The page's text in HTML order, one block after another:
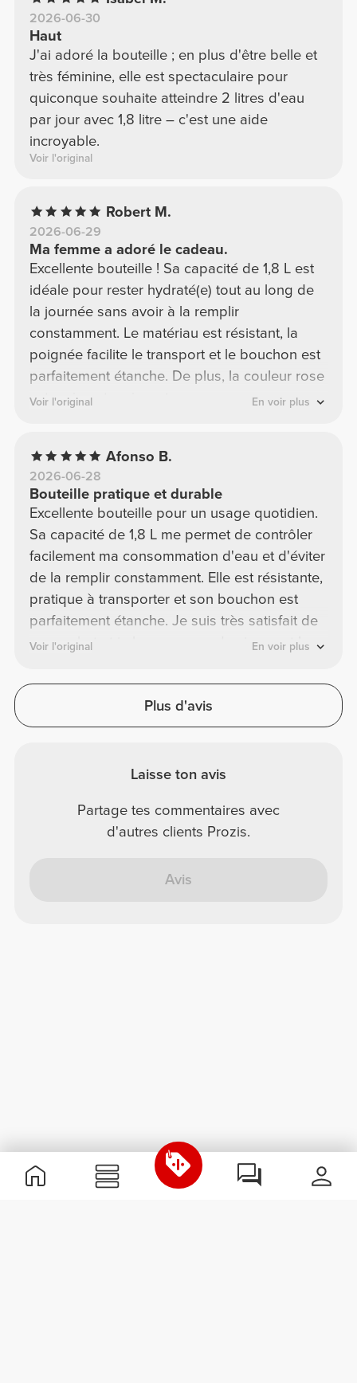
2026-06-30
Haut
J'ai adoré la bouteille ; en plus d'être belle et
très féminine, elle est spectaculaire pour
quiconque souhaite atteindre 2 litres d'eau
par jour avec 1,8 litre – c'est une aide
incroyable.
Voir l'original
Robert M.
2026-06-29
Ma femme a adoré le cadeau.
Excellente bouteille ! Sa capacité de 1,8 L est
idéale pour rester hydraté(e) tout au long de
la journée sans avoir à la remplir
constamment. Le matériau est résistant, la
poignée facilite le transport et le bouchon est
parfaitement étanche. De plus, la couleur rose
est vraiment ravissante.
Voir l'original En voir plus
Afonso B.
2026-06-28
Bouteille pratique et durable
Excellente bouteille pour un usage quotidien.
Sa capacité de 1,8 L me permet de contrôler
facilement ma consommation d'eau et d'éviter
de la remplir constamment. Elle est résistante,
pratique à transporter et son bouchon est
parfaitement étanche. Je suis très satisfait de
mon achat et je la recommande vivement !
Voir l'original En voir plus
Plus d'avis
Laisse ton avis
Partage tes commentaires avec
d'autres clients Prozis.
Avis